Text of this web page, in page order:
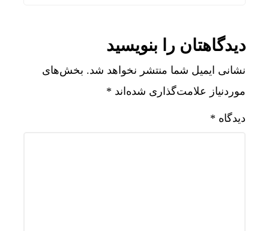
دیدگاهتان را بنویسید
نشانی ایمیل شما منتشر نخواهد شد. بخش‌های
موردنیاز علامت‌گذاری شده‌اند *
دیدگاه *